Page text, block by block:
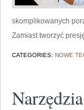
skomplikowanych
Zamiast tworzyć
CATEGORIES: NOWE